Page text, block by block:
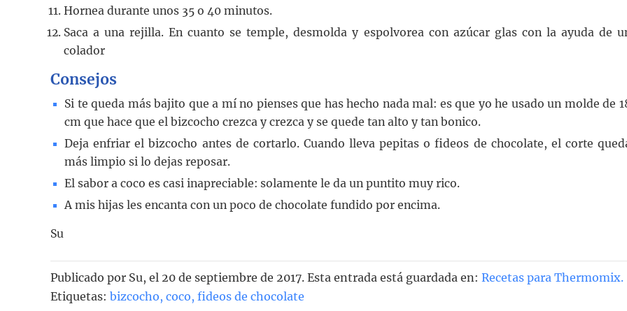
Hornea durante unos 35 o 40 minutos.
Saca a una rejilla. En cuanto se temple, desmolda y espolvorea con azúcar glas con la ayuda de
colador
Consejos
Si te queda más bajito que a mí no pienses que has hecho nada mal: es que yo he usado un molde de
cm que hace que el bizcocho crezca y crezca y se quede tan alto y tan bonico.
Deja enfriar el bizcocho antes de cortarlo. Cuando lleva pepitas o fideos de chocolate, el corte
más limpio si lo dejas reposar.
El sabor a coco es casi inapreciable: solamente le da un puntito muy rico.
A mis hijas les encanta con un poco de chocolate fundido por encima.
Su
Publicado por Su, el 20 de septiembre de 2017. Esta entrada está guardada en: Recetas para Thermomix.
Etiquetas: bizcocho, coco, fideos de chocolate